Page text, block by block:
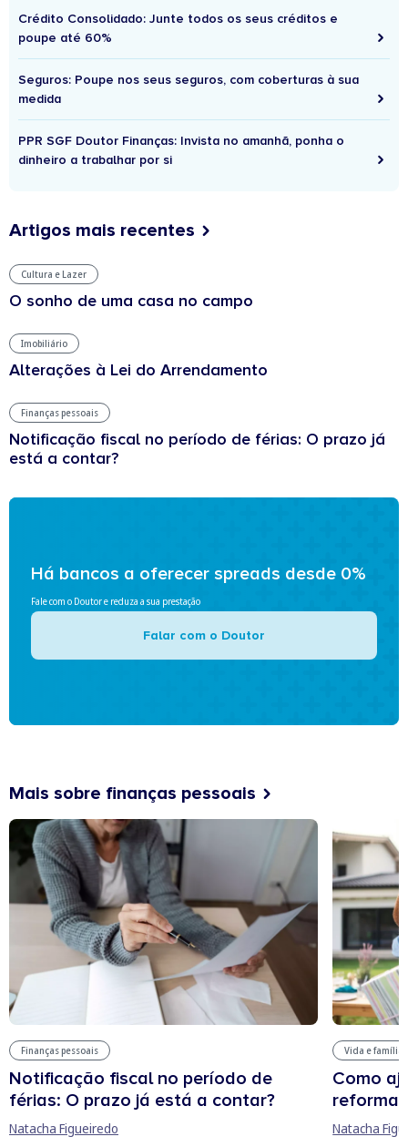
Crédito Consolidado: Junte todos os seus créditos e
poupe até 60%
Seguros: Poupe nos seus seguros, com coberturas à sua
medida
PPR SGF Doutor Finanças: Invista no amanhã, ponha o
dinheiro a trabalhar por si
Artigos mais recentes
Cultura e Lazer
O sonho de uma casa no campo
Imobiliário
Alterações à Lei do Arrendamento
Finanças pessoais
Notificação fiscal no período de férias: O prazo já
está a contar?
Há bancos a oferecer spreads desde 0%
Fale com o Doutor e reduza a sua prestação
Falar com o Doutor
Mais sobre finanças pessoais
Finanças pessoais
Notificação fiscal no período de
férias: O prazo já está a contar?
Natacha Figueiredo
Vida e família
Como
reforma
Natacha